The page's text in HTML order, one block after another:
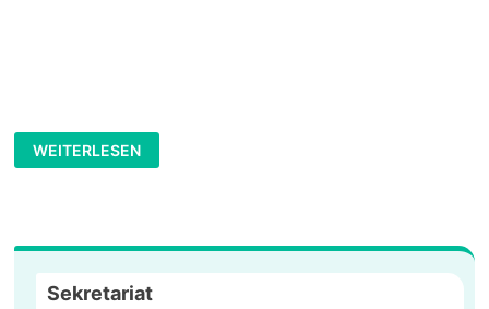
STADTRADELN
2021
WEITERLESEN
Sekretariat